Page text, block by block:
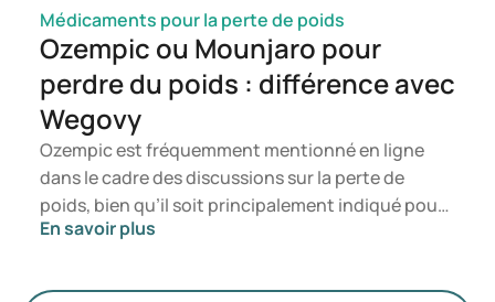
Médicaments pour la perte de poids
Ozempic ou Mounjaro pour
perdre du poids : différence avec
Wegovy
Ozempic est fréquemment mentionné en ligne
dans le cadre des discussions sur la perte de
poids, bien qu’il soit principalement indiqué pour
le traitement du diabète de type 2. Si vous
à la gestion du poids, des médicaments tels que
En savoir plus